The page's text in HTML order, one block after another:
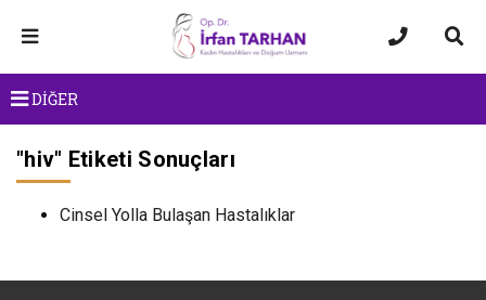
DİĞER
"hiv" Etiketi Sonuçları
Cinsel Yolla Bulaşan Hastalıklar